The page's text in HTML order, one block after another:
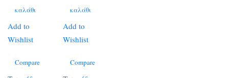
καλάθι
Add to
Wishlist
Compare
καλάθι
Add to
Wishlist
Compare